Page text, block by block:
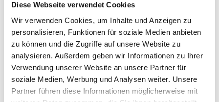
Diese Webseite verwendet Cookies
Wir verwenden Cookies, um Inhalte und Anzeigen zu
personalisieren, Funktionen für soziale Medien anbieten
zu können und die Zugriffe auf unsere Website zu
analysieren. Außerdem geben wir Informationen zu Ihrer
Verwendung unserer Website an unsere Partner für
soziale Medien, Werbung und Analysen weiter. Unsere
Partner führen diese Informationen möglicherweise mit
Produkteigenschaft
- Diffusionsoffen
- Für Wand und Decke
- Keine Weichzeit
- Leicht entfernbar
- Mehrfach überstreichbar
- PVC-frei
- Rissüberbrückend
- Schwer entflammbar
- Stoßfest
- Vlieskleber